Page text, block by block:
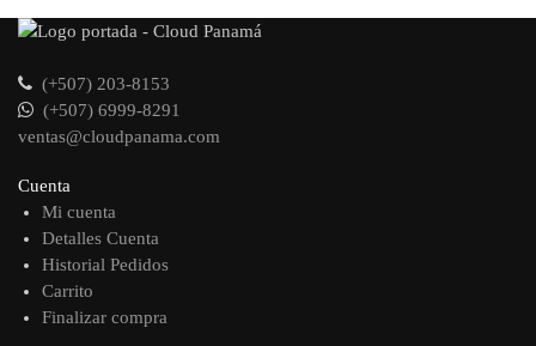
(+507) 203-8153
(+507) 6999-8291
ventas@cloudpanama.com
Cuenta
Mi cuenta
Detalles Cuenta
Historial Pedidos
Carrito
Finalizar compra